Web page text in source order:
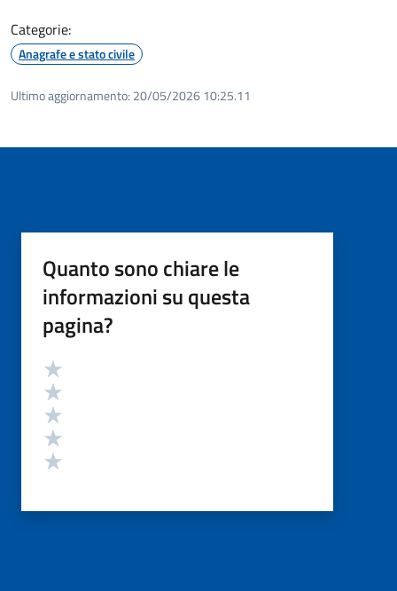
Categorie:
Anagrafe e stato civile
Ultimo aggiornamento: 20/05/2026 10:25.11
Quanto sono chiare le
informazioni su questa
pagina?
Valutazione